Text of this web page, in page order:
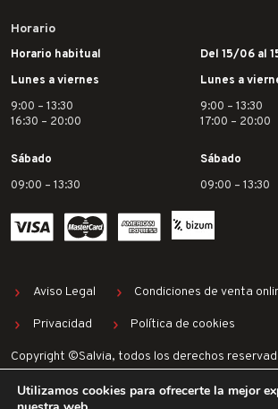
Utilizamos cookies para ofrecerte la mejor
Horario
Horario habitual
Lunes a viernes
9:00 – 13:30
16:30 – 20:00
Sábado
09:00 – 13:30
Del 15/06 al
Lunes a
9:00 – 13:30
17:00 – 20:00
Sábado
09:00 – 13:30
Copyright ©Salvia, todos los derechos
Aviso Legal Condiciones de venta
Privacidad Política de cookies